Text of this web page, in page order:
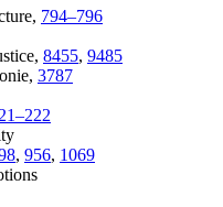
794–796
8455, 9485
3787
, 956, 1069